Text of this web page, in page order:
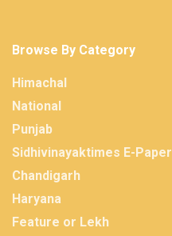
Browse By Category
Himachal
National
Punjab
Sidhivinayaktimes E-Paper
Chandigarh
Haryana
Feature or Lekh